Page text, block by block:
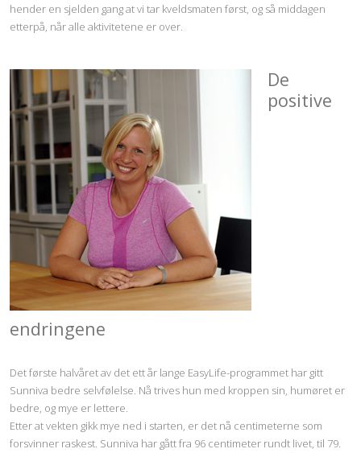
hender en sjelden gang at vi tar kveldsmaten først, og så middagen
etterpå, når alle aktivitetene er over.
De
positive
endringene
Det første halvåret av det ett år lange EasyLife-programmet har gitt
Sunniva bedre selvfølelse. Nå trives hun med kroppen sin, humøret er
bedre, og mye er lettere.
Etter at vekten gikk mye ned i starten, er det nå centimeterne som
forsvinner raskest. Sunniva har gått fra 96 centimeter rundt livet, til 79.